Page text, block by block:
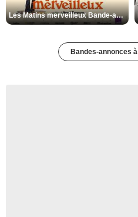
Les Matins merveilleux Bande-annonce VF
Bandes-annonces